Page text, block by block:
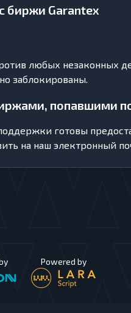
биржи Garantex
любых незаконных
заблокированы.
попавшими
готовы
на наш электронный
Powered by